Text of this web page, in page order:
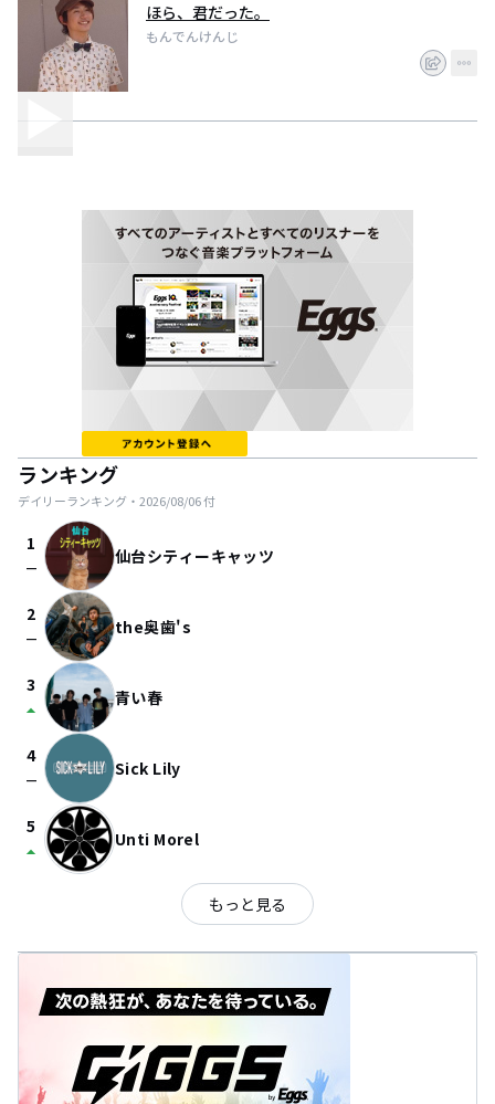
ほら、君だった。
もんでんけんじ
ランキング
デイリーランキング・ 2026/08/06付
1
check_indeterminate_small 仙台シティーキャッツ
2
check_indeterminate_small the奥歯's
3
arrow_drop_up 青い春
4
check_indeterminate_small Sick Lily
5
arrow_drop_up Unti Morel
もっと見る